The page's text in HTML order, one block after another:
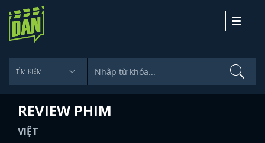
Toggle
REVIEW PHIM
VIỆT